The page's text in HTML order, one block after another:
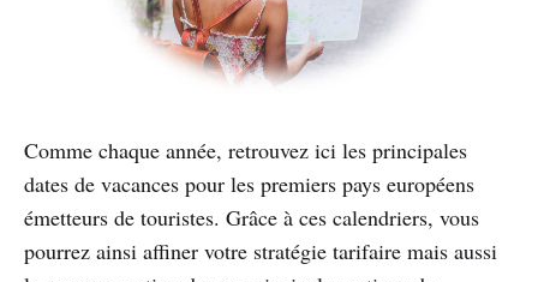
Comme chaque année, retrouvez ici les principales
dates de vacances pour les premiers pays européens
émetteurs de touristes. Grâce à ces calendriers, vous
pourrez ainsi affiner votre stratégie tarifaire mais aussi